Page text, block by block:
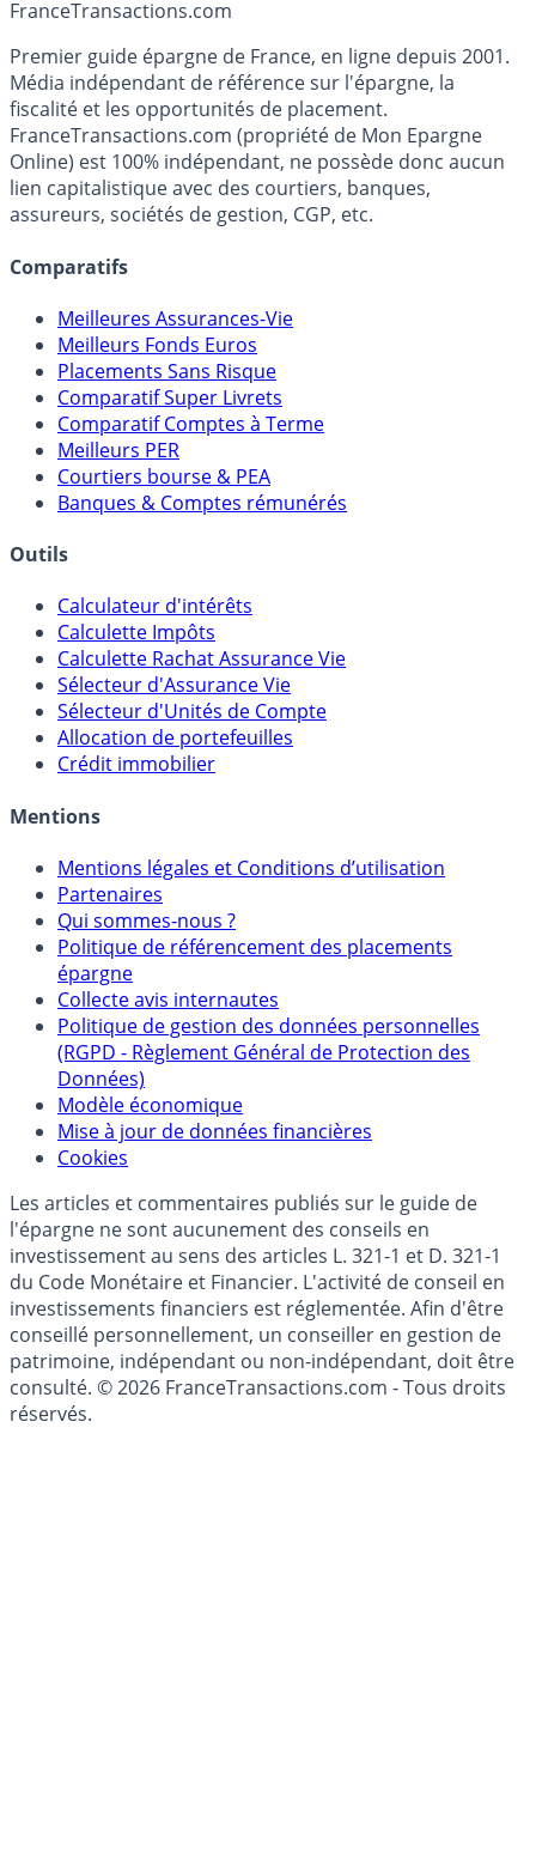
FranceTransactions.com
Premier guide épargne de France, en ligne depuis 2001.
Média indépendant de référence sur l'épargne, la
fiscalité et les opportunités de placement.
FranceTransactions.com (propriété de Mon Epargne
Online) est 100% indépendant, ne possède donc aucun
assureurs, sociétés de gestion, CGP, etc.
Comparatifs
Meilleures Assurances-Vie
Meilleurs Fonds Euros
Placements Sans Risque
Comparatif Super Livrets
Comparatif Comptes à Terme
Meilleurs PER
Banques & Comptes rémunérés
Outils
Calculateur d'intérêts
Calculette Impôts
Calculette Rachat Assurance Vie
Sélecteur d'Assurance Vie
Sélecteur d'Unités de Compte
Crédit immobilier
Mentions
Mentions légales et Conditions d’utilisation
Partenaires
Qui sommes-nous ?
Politique de référencement des placements
épargne
Collecte avis internautes
Politique de gestion des données personnelles
(RGPD - Règlement Général de Protection des
Données)
Modèle économique
Cookies
Les articles et commentaires publiés sur le guide de
l'épargne ne sont aucunement des conseils en
investissement au sens des articles L. 321-1 et D. 321-1
du Code Monétaire et Financier. L'activité de conseil en
investissements financiers est réglementée. Afin d'être
conseillé personnellement, un conseiller en gestion de
patrimoine, indépendant ou non-indépendant, doit être